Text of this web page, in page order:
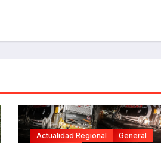
Actualidad Regional
General